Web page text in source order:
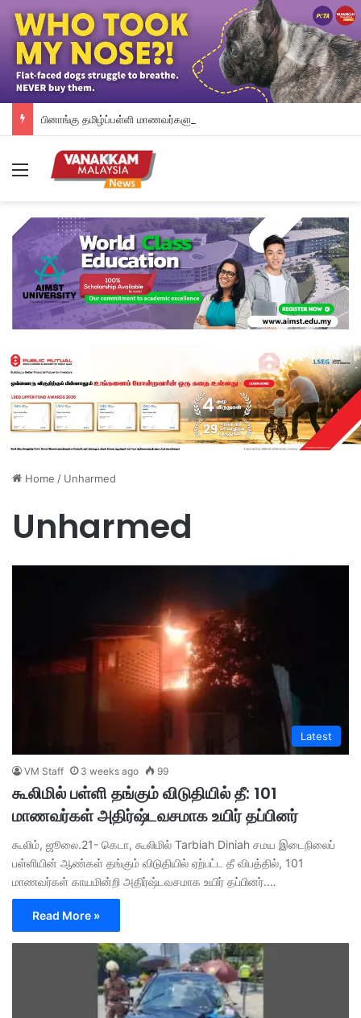
Menu
Home / Unharmed
Unharmed
Latest
VM Staff 3 weeks ago 99
கூலிமில் பள்ளி தங்கும் விடுதியில் தீ: 101
மாணவர்கள் அதிர்ஷ்டவசமாக உயிர் தப்பினர்
கூலிம், ஜூலை.21- கெடா, கூலிமில் Tarbiah Diniah சமய இடைநிலைப்
பள்ளியின் ஆண்கள் தங்கும் விடுதியில் ஏற்பட்ட தீ விபத்தில், 101
மாணவர்கள் காயமின்றி அதிர்ஷ்டவசமாக உயிர் தப்பினர்.…
Read More »